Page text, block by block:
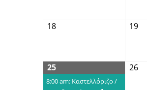
18 19
25
8:00 am: Καστελλόριζο /
26